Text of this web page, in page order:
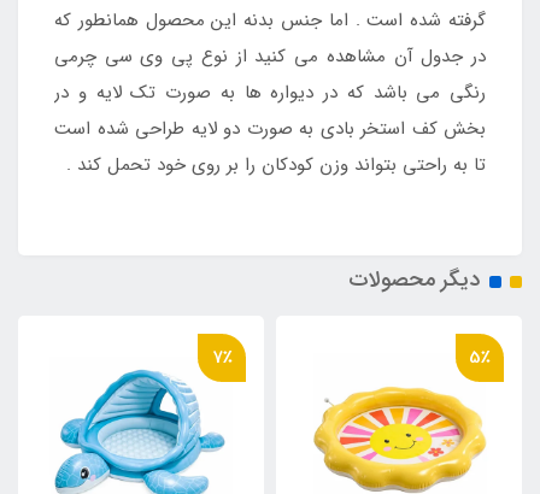
گرفته شده است . اما جنس بدنه این محصول همانطور که
در جدول آن مشاهده می کنید از نوع پی وی سی چرمی
رنگی می باشد که در دیواره ها به صورت تک لایه و در
بخش کف استخر بادی به صورت دو لایه طراحی شده است
تا به راحتی بتواند وزن کودکان را بر روی خود تحمل کند .
دیگر محصولات
5٪ 7٪